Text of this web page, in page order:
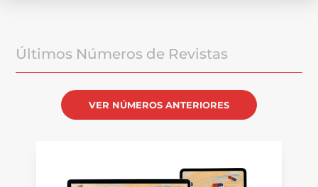
Últimos Números de Revistas
VER NÚMEROS ANTERIORES